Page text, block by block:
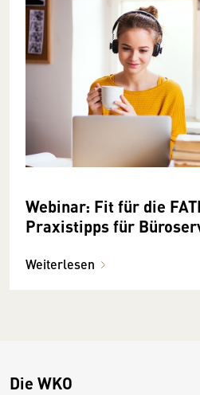
Webinar: Fit für die
Praxistipps für
Weiterlesen
Die WKO